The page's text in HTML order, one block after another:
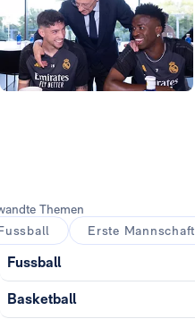
Themen
Erste Mannschaft
Fussball
Basketball